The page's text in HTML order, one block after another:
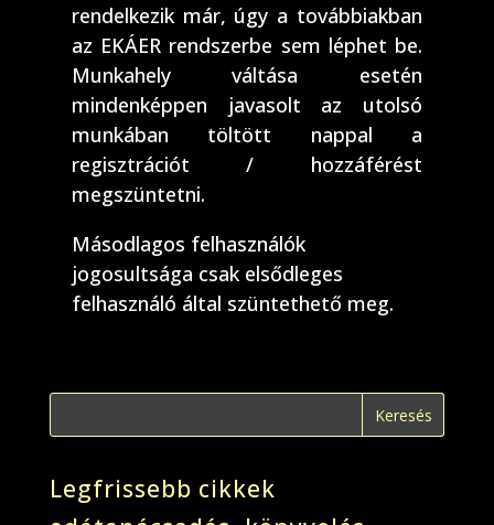
rendelkezik már, úgy a továbbiakban
az EKÁER rendszerbe sem léphet be.
Munkahely váltása esetén
mindenképpen javasolt az utolsó
munkában töltött nappal a
regisztrációt / hozzáférést
megszüntetni.
Másodlagos felhasználók
jogosultsága csak elsődleges
felhasználó által szüntethető meg.
Legfrissebb cikkek